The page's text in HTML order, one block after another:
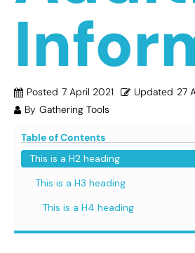
Posted 7 April 2021 Updated 27
By Gathering Tools
Table of Contents
This is a H2 heading
This is a H3 heading
This is a H4 heading